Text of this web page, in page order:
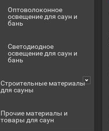
Оптоволоконное
освещение для саун и
бань
Светодиодное
освещение для саун и
бань
Строительные материалы
для сауны
Прочие материалы и
товары для саун